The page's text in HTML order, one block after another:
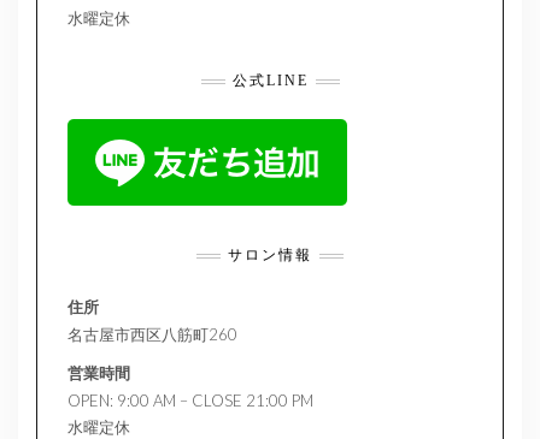
水曜定休
公式LINE
サロン情報
住所
名古屋市西区八筋町260
営業時間
OPEN: 9:00 AM – CLOSE 21:00 PM
水曜定休